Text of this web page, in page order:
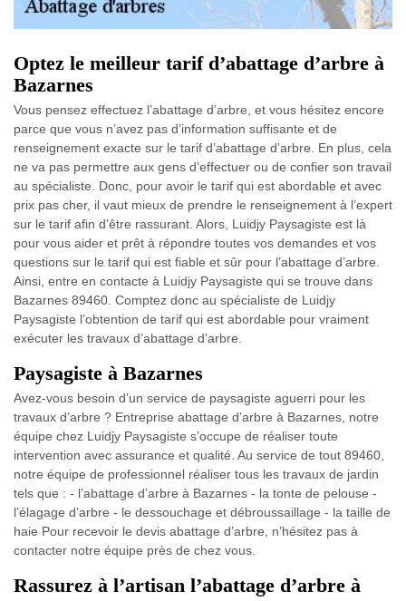
Optez le meilleur tarif d’abattage d’arbre à
Bazarnes
Vous pensez effectuez l’abattage d’arbre, et vous hésitez encore
parce que vous n’avez pas d’information suffisante et de
renseignement exacte sur le tarif d’abattage d’arbre. En plus, cela
ne va pas permettre aux gens d’effectuer ou de confier son travail
au spécialiste. Donc, pour avoir le tarif qui est abordable et avec
prix pas cher, il vaut mieux de prendre le renseignement à l’expert
sur le tarif afin d’être rassurant. Alors, Luidjy Paysagiste est là
pour vous aider et prêt à répondre toutes vos demandes et vos
questions sur le tarif qui est fiable et sûr pour l’abattage d’arbre.
Ainsi, entre en contacte à Luidjy Paysagiste qui se trouve dans
Bazarnes 89460. Comptez donc au spécialiste de Luidjy
Paysagiste l’obtention de tarif qui est abordable pour vraiment
exécuter les travaux d’abattage d’arbre.
Paysagiste à Bazarnes
Avez-vous besoin d’un service de paysagiste aguerri pour les
travaux d’arbre ? Entreprise abattage d’arbre à Bazarnes, notre
équipe chez Luidjy Paysagiste s’occupe de réaliser toute
intervention avec assurance et qualité. Au service de tout 89460,
notre équipe de professionnel réaliser tous les travaux de jardin
tels que : - l’abattage d’arbre à Bazarnes - la tonte de pelouse -
l’élagage d’arbre - le dessouchage et débroussaillage - la taille de
haie Pour recevoir le devis abattage d’arbre, n’hésitez pas à
contacter notre équipe près de chez vous.
Rassurez à l’artisan l’abattage d’arbre à